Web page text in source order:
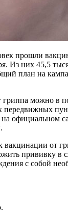
прошли
Из них 45,5
план на
гриппа можно в
передвижных
официальном
от
прививку в
с собой